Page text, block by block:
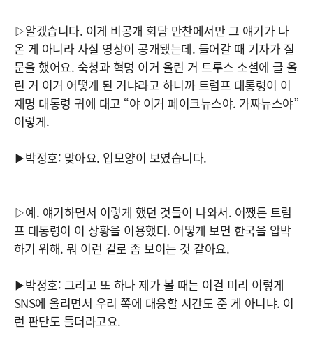
▷알겠습니다. 이게 비공개 회담 만찬에서만 그 얘기가 나
온 게 아니라 사실 영상이 공개됐는데. 들어갈 때 기자가 질
문을 했어요. 숙청과 혁명 이거 올린 거 트루스 소셜에 글 올
린 거 이거 어떻게 된 거냐라고 하니까 트럼프 대통령이 이
재명 대통령 귀에 대고 “야 이거 페이크뉴스야. 가짜뉴스야”
이렇게.
▶박정호: 맞아요. 입모양이 보였습니다.
▷예. 얘기하면서 이렇게 했던 것들이 나와서. 어쨌든 트럼
프 대통령이 이 상황을 이용했다. 어떻게 보면 한국을 압박
하기 위해. 뭐 이런 걸로 좀 보이는 것 같아요.
▶박정호: 그리고 또 하나 제가 볼 때는 이걸 미리 이렇게
SNS에 올리면서 우리 쪽에 대응할 시간도 준 게 아니냐. 이
런 판단도 들더라고요.